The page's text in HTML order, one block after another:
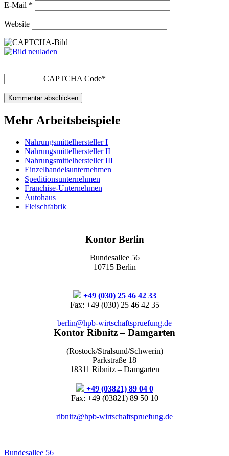
E-Mail *
Website
CAPTCHA Code*
Mehr Arbeitsbeispiele
Nahrungsmittelhersteller I
Nahrungsmittelhersteller II
Nahrungsmittelhersteller III
Einzelhandelsunternehmen
Speditionsunternehmen
Franchise-Unternehmen
Autohaus
Fleischfabrik
Kontor Berlin
Bundesallee 56
10715 Berlin
+49 (030) 25 46 42 33
Fax: +49 (030) 25 46 42 35
berlin@hpb-wirtschaftspruefung.de
Kontor Ribnitz – Damgarten
(Rostock/Stralsund/Schwerin)
Parkstraße 18
18311 Ribnitz – Damgarten
+49 (03821) 89 04 0
Fax: +49 (03821) 89 50 10
ribnitz@hpb-wirtschaftspruefung.de
Bundesallee 56